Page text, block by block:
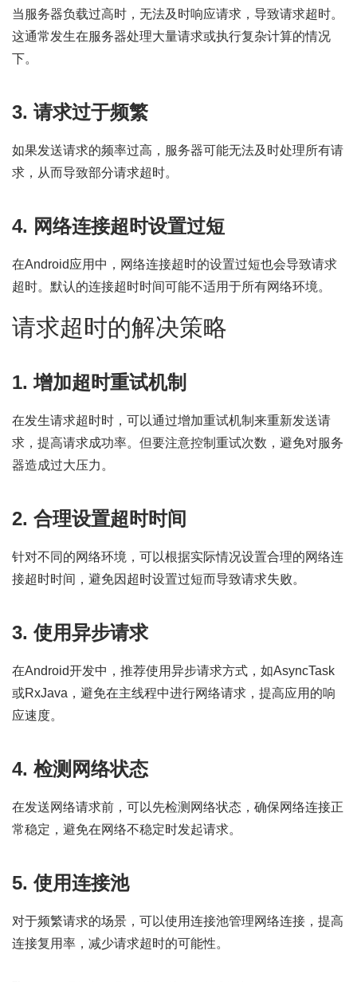
当服务器负载过高时，无法及时响应请求，导致请求超时。
这通常发生在服务器处理大量请求或执行复杂计算的情况
下。
3. 请求过于频繁
如果发送请求的频率过高，服务器可能无法及时处理所有请
求，从而导致部分请求超时。
4. 网络连接超时设置过短
在Android应用中，网络连接超时的设置过短也会导致请求
超时。默认的连接超时时间可能不适用于所有网络环境。
请求超时的解决策略
1. 增加超时重试机制
在发生请求超时时，可以通过增加重试机制来重新发送请
求，提高请求成功率。但要注意控制重试次数，避免对服务
器造成过大压力。
2. 合理设置超时时间
针对不同的网络环境，可以根据实际情况设置合理的网络连
接超时时间，避免因超时设置过短而导致请求失败。
3. 使用异步请求
在Android开发中，推荐使用异步请求方式，如AsyncTask
或RxJava，避免在主线程中进行网络请求，提高应用的响
应速度。
4. 检测网络状态
在发送网络请求前，可以先检测网络状态，确保网络连接正
常稳定，避免在网络不稳定时发起请求。
5. 使用连接池
对于频繁请求的场景，可以使用连接池管理网络连接，提高
连接复用率，减少请求超时的可能性。